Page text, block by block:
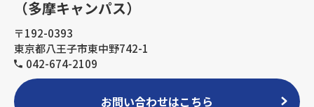
（多摩キャンパス）
〒192-0393
東京都八王子市東中野742-1
042-674-2109
お問い合わせはこちら